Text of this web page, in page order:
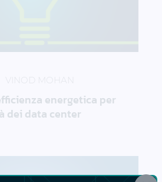
energetica per
dei data center